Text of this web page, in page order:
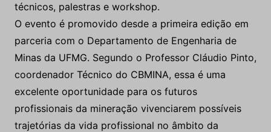
técnicos, palestras e workshop.
O evento é promovido desde a primeira edição em
parceria com o Departamento de Engenharia de
Minas da UFMG. Segundo o Professor Cláudio Pinto,
coordenador Técnico do CBMINA, essa é uma
excelente oportunidade para os futuros
profissionais da mineração vivenciarem possíveis
trajetórias da vida profissional no âmbito da